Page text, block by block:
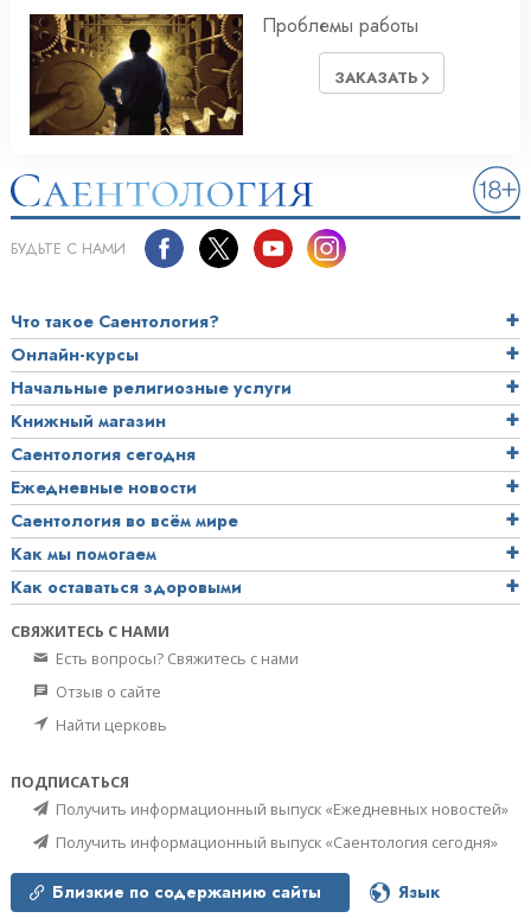
Проблемы работы
ЗАКАЗАТЬ
БУДЬТЕ С НАМИ
Что такое Саентология?
Онлайн-курсы
Начальные религиозные услуги
Книжный магазин
Саентология сегодня
Ежедневные новости
Саентология во всём мире
Как мы помогаем
Как оставаться здоровыми
СВЯЖИТЕСЬ С НАМИ
Есть вопросы? Свяжитесь с нами
Отзыв о сайте
Найти церковь
ПОДПИСАТЬСЯ
Получить информационный выпуск «Ежедневных новостей»
Получить информационный выпуск «Саентология сегодня»
Близкие по содержанию сайты Язык